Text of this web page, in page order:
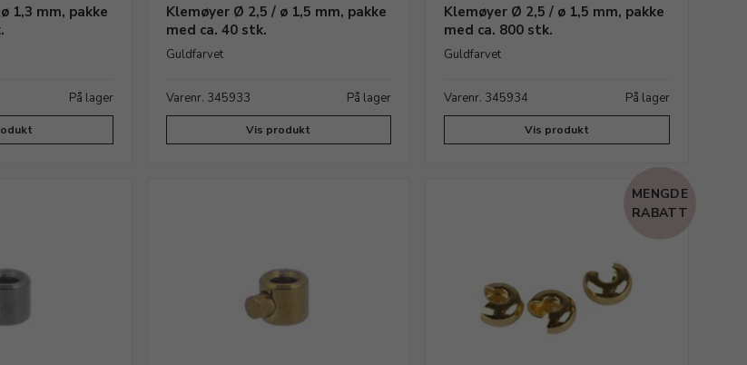
1,3 mm, pakke
På lager
Klemøyer Ø 2,5 / ø 1,5 mm, pakke
med ca. 40 stk.
Guldfarvet
Varenr. 345933 På lager
Vis produkt
Klemøyer Ø 2,5 / ø 1,5 mm, pakke
med ca. 800 stk.
Guldfarvet
Varenr. 345934 På lager
Vis produkt
MENGDE
RABATT